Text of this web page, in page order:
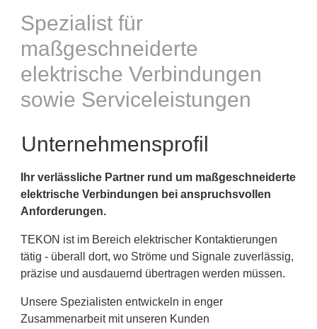
Spezialist für
maßgeschneiderte
elektrische Verbindungen
sowie Serviceleistungen
Unternehmensprofil
Ihr verlässliche Partner rund um maßgeschneiderte
elektrische Verbindungen bei anspruchsvollen
Anforderungen.
TEKON ist im Bereich elektrischer Kontaktierungen
tätig - überall dort, wo Ströme und Signale zuverlässig,
präzise und ausdauernd übertragen werden müssen.
Unsere Spezialisten entwickeln in enger
Zusammenarbeit mit unseren Kunden